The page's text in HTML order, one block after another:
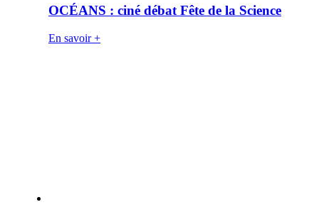
OCÉANS : ciné débat Fête de la Science
En savoir +